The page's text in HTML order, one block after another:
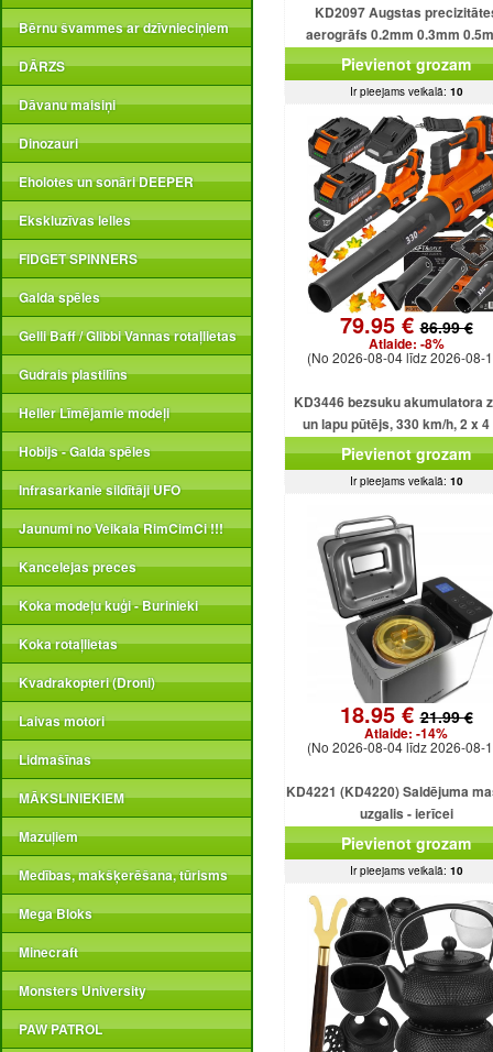
Bērnu švammes ar dzīvnieciņiem
DĀRZS
Dāvanu maisiņi
Dinozauri
Eholotes un sonāri DEEPER
Ekskluzīvas lelles
FIDGET SPINNERS
Galda spēles
Gelli Baff / Glibbi Vannas rotaļlietas
Gudrais plastilīns
Heller Līmējamie modeļi
Hobijs - Galda spēles
Infrasarkanie sildītāji UFO
Jaunumi no Veikala RimCimCi !!!
Kancelejas preces
Koka modeļu kuģi - Burinieki
Koka rotaļlietas
Kvadrakopteri (Droni)
Laivas motori
Lidmašīnas
MĀKSLINIEKIEM
Mazuļiem
Medības, makšķerēšana, tūrisms
Mega Bloks
Minecraft
Monsters University
PAW PATROL
KD2097 Augstas
aerogrāfs 0.2mm 0.3mm
Pievienot grozam
Ir pieejams veikalā: 10
79.95 €86.99 €
Atlaide: -8%
(No 2026-08-04 līdz 2026-08-
KD3446 bezsuku akumulatora
un lapu pūtējs, 330 km/h, 2 x 4
akumulatori.
Pievienot grozam
Ir pieejams veikalā: 10
18.95 €21.99 €
Atlaide: -14%
(No 2026-08-04 līdz 2026-08-
KD4221 (KD4220) Saldējuma
uzgalis - ierīcei
Pievienot grozam
Ir pieejams veikalā: 10